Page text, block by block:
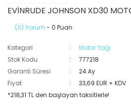
EVİNRUDE JOHNSON XD30
(0) Yorum - 0 Puan
Kategori
Motor Yağı
Stok Kodu
777218
Garanti Süresi
24 Ay
Fiyat
33,69 EUR + KDV
*218,31 TL den başlayan taksitlerle!